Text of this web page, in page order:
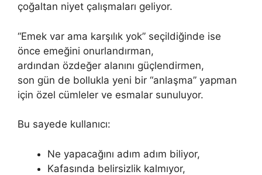
çoğaltan niyet çalışmaları geliyor.
“Emek var ama karşılık yok” seçildiğinde ise
önce emeğini onurlandırman,
ardından özdeğer alanını güçlendirmen,
son gün de bollukla yeni bir “anlaşma” yapman
için özel cümleler ve esmalar sunuluyor.
Bu sayede kullanıcı:
Ne yapacağını adım adım biliyor,
Kafasında belirsizlik kalmıyor,